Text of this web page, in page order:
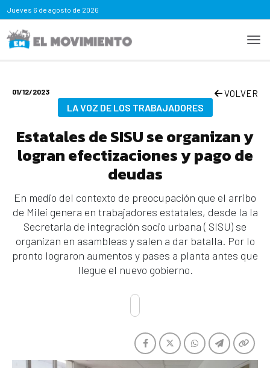
Jueves 6 de agosto de 2026
01/12/2023 VOLVER
LA VOZ DE LOS TRABAJADORES
Estatales de SISU se organizan y
logran efectizaciones y pago de
deudas
En medio del contexto de preocupación que el arribo
de Milei genera en trabajadores estatales, desde la la
Secretaria de integración socio urbana ( SISU) se
organizan en asambleas y salen a dar batalla. Por lo
pronto lograron aumentos y pases a planta antes que
llegue el nuevo gobierno.